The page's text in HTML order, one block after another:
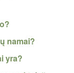
namai?
yra?